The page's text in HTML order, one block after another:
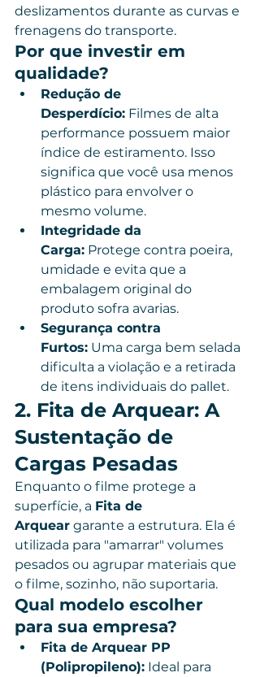
deslizamentos durante as curvas e
frenagens do transporte.
Por que investir em
qualidade?
Redução de
Desperdício: Filmes de alta
performance possuem maior
índice de estiramento. Isso
significa que você usa menos
plástico para envolver o
mesmo volume.
Integridade da
Carga: Protege contra poeira,
umidade e evita que a
embalagem original do
produto sofra avarias.
Segurança contra
Furtos: Uma carga bem selada
dificulta a violação e a retirada
de itens individuais do pallet.
2. Fita de Arquear: A
Sustentação de
Cargas Pesadas
Enquanto o filme protege a
superfície, a Fita de
Arquear garante a estrutura. Ela é
utilizada para "amarrar" volumes
pesados ou agrupar materiais que
o filme, sozinho, não suportaria.
Qual modelo escolher
para sua empresa?
Fita de Arquear PP
(Polipropileno): Ideal para